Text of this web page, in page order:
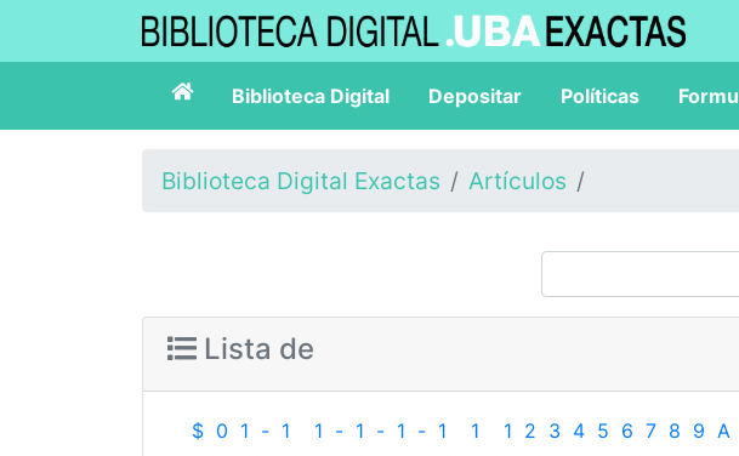
Biblioteca Digital Depositar Políticas
Biblioteca Digital Exactas Artículos
Lista de
$ 0 1 - 1 1 - 1 - 1 - 1 1 1 2 3 4 5 6 7 8 9 A